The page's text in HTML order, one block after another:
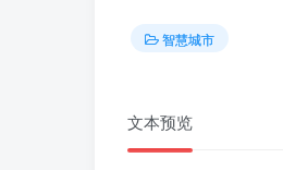
智慧城市
文本预览